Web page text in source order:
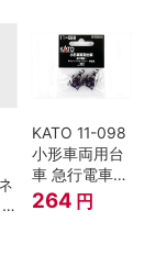
KATO 11-098
小形車両用台
車 急行電車1
Bトレインシ
264 円